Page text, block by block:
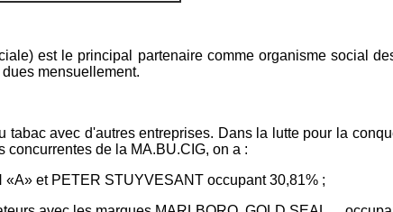
est le principal partenaire comme organisme social
mensuellement.
tabac avec d'autres entreprises. Dans la lutte pour la
concurrentes de la MA.BU.CIG, on a :
et PETER STUYVESANT occupant 30,81% ;